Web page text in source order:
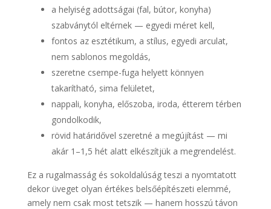
a helyiség adottságai (fal, bútor, konyha)
szabványtól eltérnek — egyedi méret kell,
fontos az esztétikum, a stílus, egyedi arculat,
nem sablonos megoldás,
szeretne csempe-fuga helyett könnyen
takarítható, sima felületet,
nappali, konyha, előszoba, iroda, étterem térben
gondolkodik,
rövid határidővel szeretné a megújítást — mi
akár 1–1,5 hét alatt elkészítjük a megrendelést.
Ez a rugalmasság és sokoldalúság teszi a nyomtatott
dekor üveget olyan értékes belsőépítészeti elemmé,
amely nem csak most tetszik — hanem hosszú távon